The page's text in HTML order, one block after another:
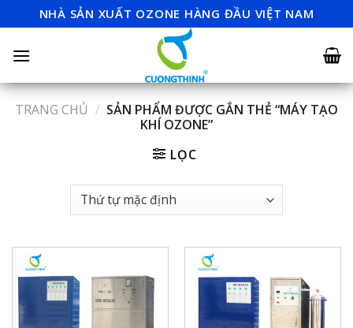
to
content
NHÀ SẢN XUẤT OZONE HÀNG ĐẦU VIỆT NAM
TRANG CHỦ / SẢN PHẨM ĐƯỢC GẮN THẺ “MÁY TẠO
KHÍ OZONE”
LỌC